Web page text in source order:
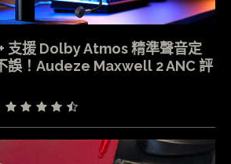
支援 Dolby Atmos 精準聲音定
！Audeze Maxwell 2 ANC 評